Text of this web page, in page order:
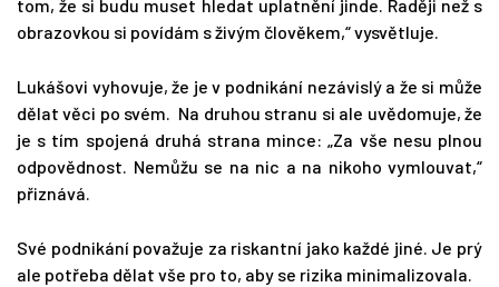
tom, že si budu muset hledat uplatnění jinde. Raději než s
obrazovkou si povídám s živým člověkem,“ vysvětluje.
Lukášovi vyhovuje, že je v podnikání nezávislý a že si může
dělat věci po svém. Na druhou stranu si ale uvědomuje, že
je s tím spojená druhá strana mince: „Za vše nesu plnou
odpovědnost. Nemůžu se na nic a na nikoho vymlouvat,“
přiznává.
Své podnikání považuje za riskantní jako každé jiné. Je prý
ale potřeba dělat vše pro to, aby se rizika minimalizovala.